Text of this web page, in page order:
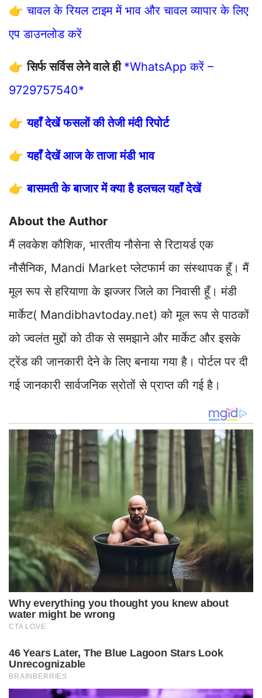
👉चावल के रियल टाइम में भाव और चावल व्यापार के लिए
एप डाउनलोड करें
👉सिर्फ सर्विस लेने वाले ही *WhatsApp करें –
9729757540*
👉यहाँ देखें फसलों की तेजी मंदी रिपोर्ट
👉यहाँ देखें आज के ताजा मंडी भाव
👉बासमती के बाजार में क्या है हलचल यहाँ देखें
About the Author
मैं लवकेश कौशिक, भारतीय नौसेना से रिटायर्ड एक
नौसैनिक, Mandi Market प्लेटफार्म का संस्थापक हूँ। मैं
मूल रूप से हरियाणा के झज्जर जिले का निवासी हूँ। मंडी
मार्केट( Mandibhavtoday.net) को मूल रूप से पाठकों
को ज्वलंत मुद्दों को ठीक से समझाने और मार्केट और इसके
ट्रेंड की जानकारी देने के लिए बनाया गया है। पोर्टल पर दी
गई जानकारी सार्वजनिक स्रोतों से प्राप्त की गई है।